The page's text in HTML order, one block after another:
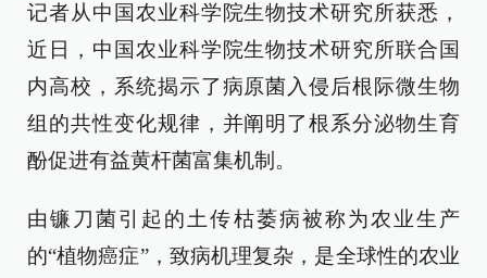
记者从中国农业科学院生物技术研究所获悉，
近日，中国农业科学院生物技术研究所联合国
内高校，系统揭示了病原菌入侵后根际微生物
组的共性变化规律，并阐明了根系分泌物生育
酚促进有益黄杆菌富集机制。
由镰刀菌引起的土传枯萎病被称为农业生产
的“植物癌症”，致病机理复杂，是全球性的农业